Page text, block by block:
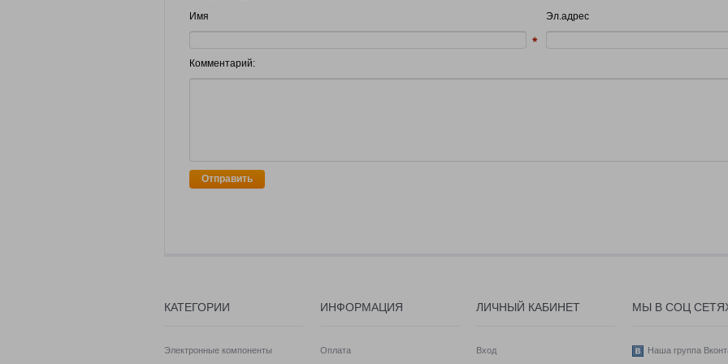
Имя Эл.адрес
Комментарий:
Отправить
КАТЕГОРИИ
Электронные компоненты
ИНФОРМАЦИЯ
Оплата
ЛИЧНЫЙ КАБИНЕТ
Вход
МЫ В СОЦ
Наша группа